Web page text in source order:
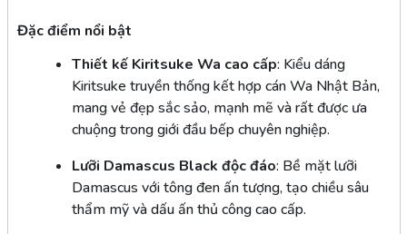
Đặc điểm nổi bật
Thiết kế Kiritsuke Wa cao cấp: Kiểu dáng
Kiritsuke truyền thống kết hợp cán Wa Nhật Bản,
mang vẻ đẹp sắc sảo, mạnh mẽ và rất được ưa
chuộng trong giới đầu bếp chuyên nghiệp.
Lưỡi Damascus Black độc đáo: Bề mặt lưỡi
Damascus với tông đen ấn tượng, tạo chiều sâu
thẩm mỹ và dấu ấn thủ công cao cấp.